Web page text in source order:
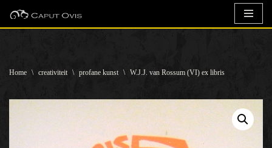
inhoud
Home \ creativiteit \ profane kunst \ W.J.J. van Rossum (VI) ex libris